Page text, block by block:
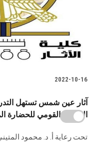
2022-10-16
آثار عين شمس تستهل
المتحف القومي للحضارة
تحت رعاية أ. د. محمود